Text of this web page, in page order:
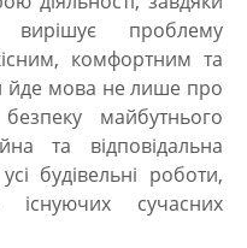
проблему
комфортним та
йде мова не лише про
майбутнього
та відповідальна
будівельні роботи,
існуючих сучасних